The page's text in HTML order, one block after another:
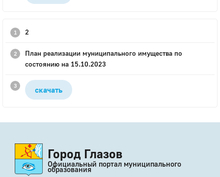
2
План реализации муниципального имущества по
состоянию на 15.10.2023
скачать
Город Глазов
Официальный портал муниципального
образования